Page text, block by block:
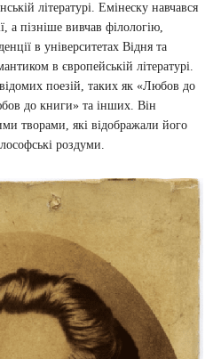
літературі. Емінеску навчався
а пізніше вивчав філологію,
в університетах Відня та
в європейській літературі.
поезій, таких як «Любов до
до книги» та інших. Він
творами, які відображали його
роздуми.